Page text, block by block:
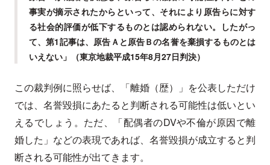
事実が摘示されたからといって、それにより原告らに対す
る社会的評価が低下するものとは認められない。したがっ
て、第1記事は、原告Ａと原告Ｂの名誉を棄損するものとは
いえない」（東京地裁平成15年8月27日判決）
この裁判例に照らせば、「離婚（歴）」を公表しただけ
では、名誉毀損にあたると判断される可能性は低いとい
えるでしょう。ただ、「配偶者のDVや不倫が原因で離
婚した」などの表現であれば、名誉毀損が成立すると判
断される可能性が出てきます。